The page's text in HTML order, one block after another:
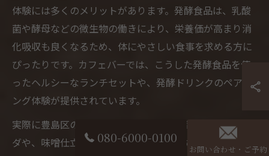
体験には多くのメリットがあります。発酵食品は、乳酸
菌や酵母などの微生物の働きにより、栄養価が高まり消
化吸収も良くなるため、体にやさしい食事を求める方に
ぴったりです。カフェバーでは、こうした発酵食品を使
ったヘルシーなランチセットや、発酵ドリンクのペアリ
ング体験が提供されています。
実際に豊島区のカフェバーでは、発酵野菜を使ったサラ
ダや、味噌仕立てのスープ、酒粕を使ったスイーツな
080-6000-0100
お問い合わせ・ご予約